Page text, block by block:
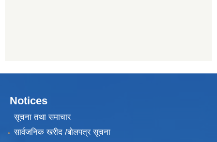
Notices
सूचना तथा समाचार
सार्वजनिक खरीद /बोलपत्र सूचना